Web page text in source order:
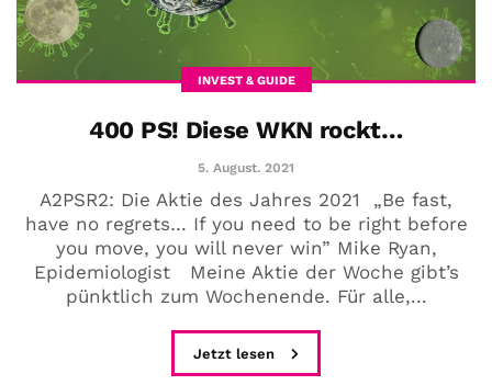
INVEST & GUIDE
400 PS! Diese WKN rockt…
5. August. 2021
A2PSR2: Die Aktie des Jahres 2021 „Be fast,
have no regrets… If you need to be right before
you move, you will never win” Mike Ryan,
Epidemiologist Meine Aktie der Woche gibt’s
pünktlich zum Wochenende. Für alle,...
Jetzt lesen